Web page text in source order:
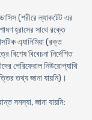
(শরীরে ল্যাকটেট এর
হ্রাসের সাথে রক্তে
এ্যানিমিয়া (রক্ত
বিবেচনা নির্দেশিত
পেরিফেরাল নিউরোপ্যাথি
তথ্য জানা যায়নি)।
সমস্যা, জানা যায়নি: